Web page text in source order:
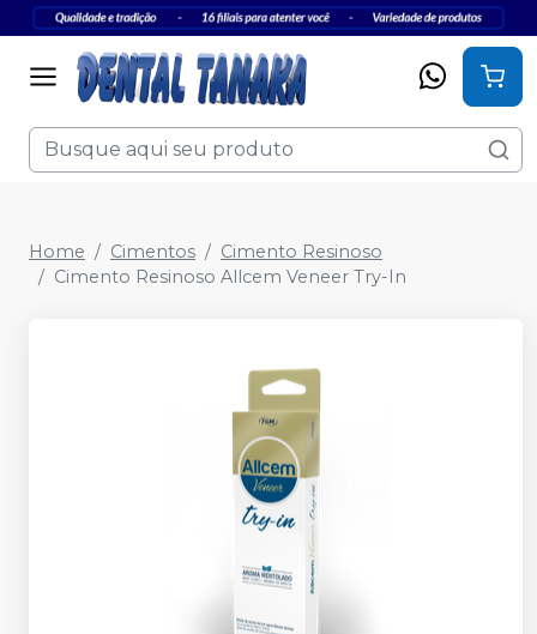
Home Cimentos
Cimento Resinoso
Cimento Resinoso Allcem Veneer Try-In